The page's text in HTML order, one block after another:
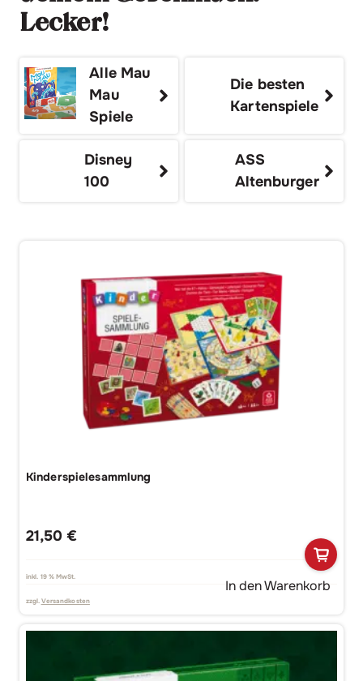
Lecker!
Alle Mau
Mau
Spiele
Die besten
Kartenspiele
Disney
100
ASS
Altenburger
Kinderspielesammlung
21,50 €
inkl. 19 % MwSt.
zzgl. Versandkosten
In den Warenkorb